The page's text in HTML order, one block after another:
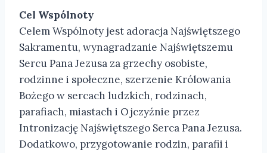
Cel Wspólnoty
Celem Wspólnoty jest adoracja Najświętszego
Sakramentu, wynagradzanie Najświętszemu
Sercu Pana Jezusa za grzechy osobiste,
rodzinne i społeczne, szerzenie Królowania
Bożego w sercach ludzkich, rodzinach,
parafiach, miastach i Ojczyźnie przez
Intronizację Najświętszego Serca Pana Jezusa.
Dodatkowo, przygotowanie rodzin, parafii i